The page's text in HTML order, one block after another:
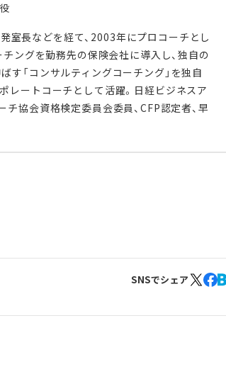
室長などを経て、2003年にプロコーチとし
ングを勤務先の保険会社に導入し、独自の
す「コンサルティングコーチング」を独自
レートコーチとして活躍。日経ビジネスア
協会資格検定委員会委員、CFP認定者、早
SNSでシェア